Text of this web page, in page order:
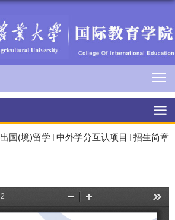
出国(境)留学 中外学分互认项目 招生简章